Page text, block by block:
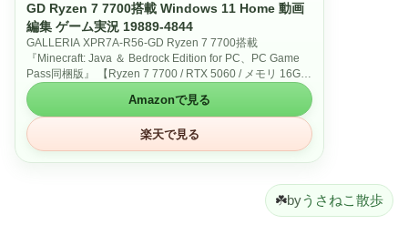
GD Ryzen 7 7700搭載 Windows 11 Home 動画
編集 ゲーム実況 19889-4844
GALLERIA XPR7A-R56-GD Ryzen 7 7700搭載
『Minecraft: Java ＆ Bedrock Edition for PC、PC Game
Pass同梱版』 【Ryzen 7 7700 / RTX 5060 / メモリ 16GB
/ 1TB SSD 】ガレリアゲーミングデスクトップパソコン
■CPU：AMD Ryzen 7 7700■グラフィック機能：NVIDIA
GeForce RTX 5060 8GB GDDR7 (HDMI x1，DisplayPort
x3)■メモリ：16GB (16GB×1) (DDR5-4800)■ストレー
ジ：1TB SSD (M.2 NVMe Gen4)
■OS：Windows 11 Home 64ビット■オフィスソフト：
Office なし■Minecraftライセンス：Minecraft: Java ＆
Bedrock Edition for PC■PC Game Pass：PC Game Pass
Amazonで見る
楽天で見る
☘️byうさねこ散歩